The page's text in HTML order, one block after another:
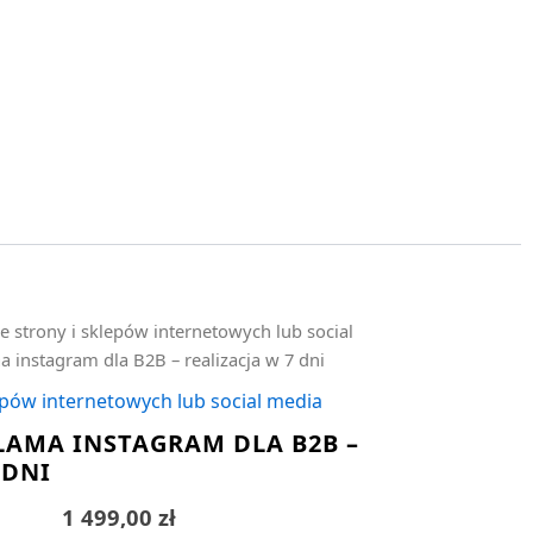
strony i sklepów internetowych lub social
instagram dla B2B – realizacja w 7 dni
internetowych lub social media
INSTAGRAM DLA B2B –
1 499,00 zł